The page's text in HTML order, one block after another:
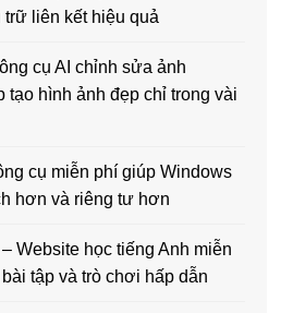
liên kết hiệu quả
cụ AI chỉnh sửa ảnh
tạo hình ảnh đẹp chỉ trong vài
cụ miễn phí giúp Windows
hơn và riêng tư hơn
Website học tiếng Anh miễn
tập và trò chơi hấp dẫn